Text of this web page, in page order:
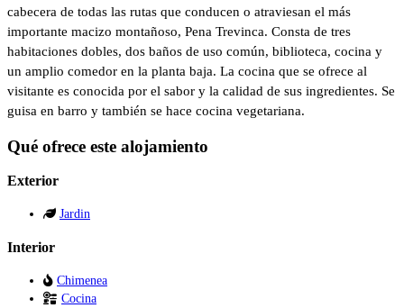
cabecera de todas las rutas que conducen o atraviesan el más
importante macizo montañoso, Pena Trevinca. Consta de tres
habitaciones dobles, dos baños de uso común, biblioteca, cocina y
un amplio comedor en la planta baja. La cocina que se ofrece al
visitante es conocida por el sabor y la calidad de sus ingredientes. Se
guisa en barro y también se hace cocina vegetariana.
Qué ofrece este alojamiento
Exterior
Jardin
Interior
Chimenea
Cocina